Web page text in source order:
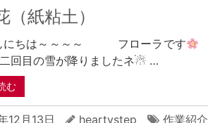
（紙粘土）
ちは～～～～ フローラです
回目の雪が降りましたネ☃ …
む
12月13日 heartystep 作業紹介